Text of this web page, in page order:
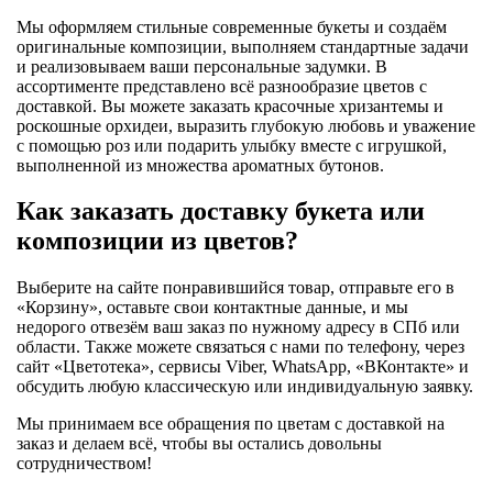
Мы оформляем стильные современные букеты и создаём
оригинальные композиции, выполняем стандартные задачи
и реализовываем ваши персональные задумки. В
ассортименте представлено всё разнообразие цветов с
доставкой. Вы можете заказать красочные хризантемы и
роскошные орхидеи, выразить глубокую любовь и уважение
с помощью роз или подарить улыбку вместе с игрушкой,
выполненной из множества ароматных бутонов.
Как заказать доставку букета или
композиции из цветов?
Выберите на сайте понравившийся товар, отправьте его в
«Корзину», оставьте свои контактные данные, и мы
недорого отвезём ваш заказ по нужному адресу в СПб или
области. Также можете связаться с нами по телефону, через
сайт «Цветотека», сервисы Viber, WhatsApp, «ВКонтакте» и
обсудить любую классическую или индивидуальную заявку.
Мы принимаем все обращения по цветам с доставкой на
заказ и делаем всё, чтобы вы остались довольны
сотрудничеством!